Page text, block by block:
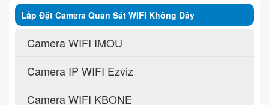
Lắp Đặt Camera Quan Sát WIFI Không Dây
Camera WIFI IMOU
Camera IP WIFI Ezviz
Camera WIFI KBONE